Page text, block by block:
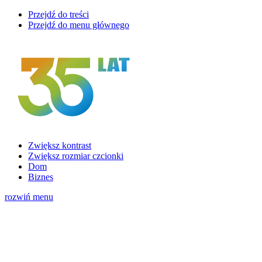
Przejdź do treści
Przejdź do menu głównego
Zwiększ kontrast
Zwiększ rozmiar czcionki
Dom
Biznes
rozwiń menu